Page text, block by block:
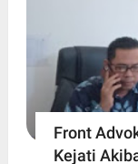
Front
Kejati